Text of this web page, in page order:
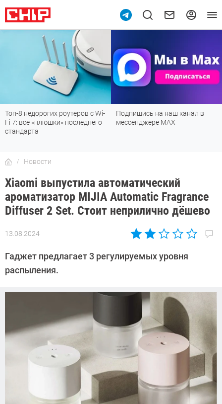
Топ-8 недорогих роутеров с Wi-
Fi 7: все «плюшки» последнего
стандарта
Подпишись на наш канал в
мессенджере МАХ
Новости
Xiaomi выпустила автоматический
ароматизатор MIJIA Automatic Fragrance
Diffuser 2 Set. Стоит неприлично дёшево
13.08.2024
Автор:
Довлатова
Гаджет предлагает 3 регулируемых уровня
распыления.